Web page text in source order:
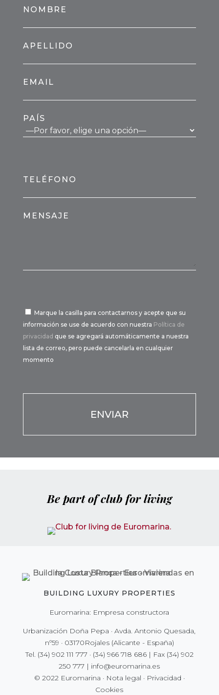
NOMBRE
APELLIDO
EMAIL
PAÍS
TELÉFONO
MENSAJE
Marque la casilla para contactarnos y acepte que su
información se use de acuerdo con nuestra Política de
privacidad que se agregará automáticamente a nuestra
lista de correo, pero puede cancelarla en cualquier
momento
Be part of club for living
BUILDING LUXURY PROPERTIES
Euromarina: Empresa constructora
Urbanización Doña Pepa · Avda. Antonio Quesada,
nº59 · 03170Rojales (Alicante - España)
Tel. (34) 902 111 777 · (34) 966 718 686| Fax (34) 902
250 777 | info@euromarina.es
© 2022 Euromarina · Nota legal · Privacidad ·
Cookies